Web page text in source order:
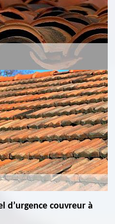
d’urgence couvreur à